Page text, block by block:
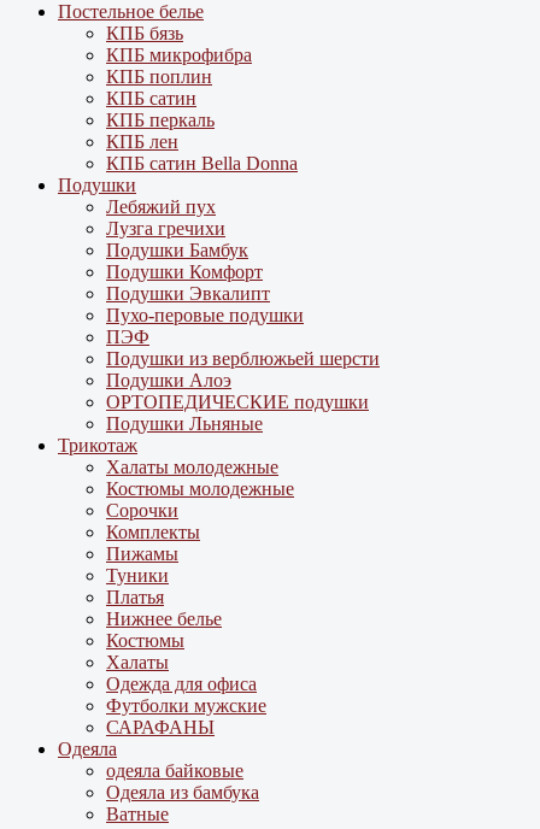
Постельное белье
КПБ бязь
КПБ микрофибра
КПБ поплин
КПБ сатин
КПБ перкаль
КПБ лен
КПБ сатин Bella Donna
Подушки
Лебяжий пух
Лузга гречихи
Подушки Бамбук
Подушки Комфорт
Подушки Эвкалипт
Пухо-перовые подушки
ПЭФ
Подушки из верблюжьей шерсти
Подушки Алоэ
ОРТОПЕДИЧЕСКИЕ подушки
Подушки Льняные
Трикотаж
Халаты молодежные
Костюмы молодежные
Сорочки
Комплекты
Пижамы
Туники
Платья
Нижнее белье
Костюмы
Халаты
Одежда для офиса
Футболки мужские
САРАФАНЫ
Одеяла
одеяла байковые
Одеяла из бамбука
Ватные